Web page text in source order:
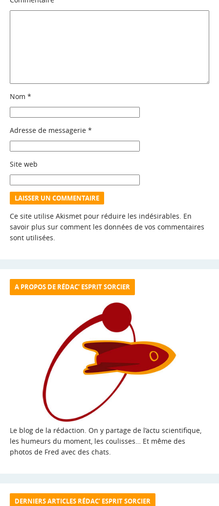
Nom *
Adresse de messagerie *
Site web
Ce site utilise Akismet pour réduire les indésirables. En
savoir plus sur comment les données de vos commentaires
sont utilisées
A PROPOS DE RÉDAC’ ESPRIT SORCIER
Le blog de la rédaction. On y partage de l’actu scientifique,
les humeurs du moment, les coulisses… Et même des
photos de Fred avec des chats.
DERNIERS ARTICLES RÉDAC’ ESPRIT SORCIER